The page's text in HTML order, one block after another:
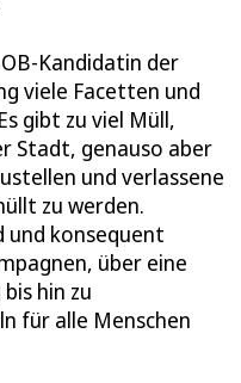
Kandidatin der
viele Facetten und
gibt zu viel Müll,
Stadt, genauso aber
und verlassene
zu werden.
und konsequent
über eine
hin zu
für alle Menschen